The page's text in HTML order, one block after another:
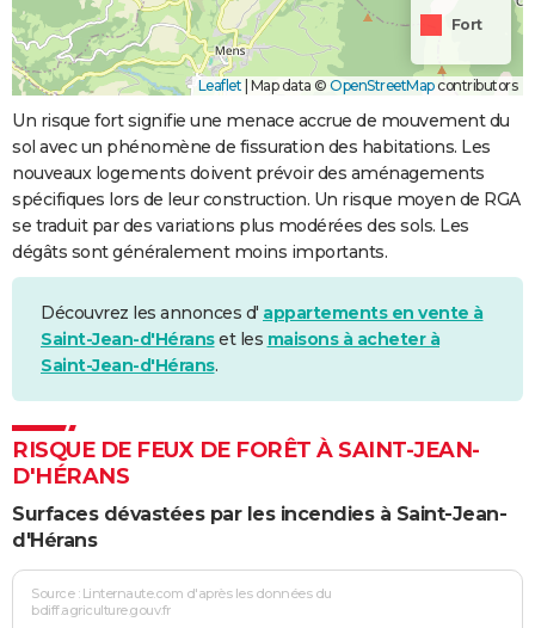
Fort
Leaflet Map data © OpenStreetMapcontributors
Un risque fort signifie une menace accrue de mouvement du
sol avec un phénomène de fissuration des habitations. Les
nouveaux logements doivent prévoir des aménagements
spécifiques lors de leur construction. Un risque moyen de RGA
se traduit par des variations plus modérées des sols. Les
dégâts sont généralement moins importants.
Découvrez les annonces d' appartements en vente à
Saint-Jean-d'Héranset les maisons à acheter à
Saint-Jean-d'Hérans.
RISQUE DE FEUX DE FORÊT À SAINT-JEAN-
D'HÉRANS
Surfaces dévastées par les incendies à Saint-Jean-
d'Hérans
Source : Linternaute.com d'après les données du
bdiff.agriculture.gouv.fr